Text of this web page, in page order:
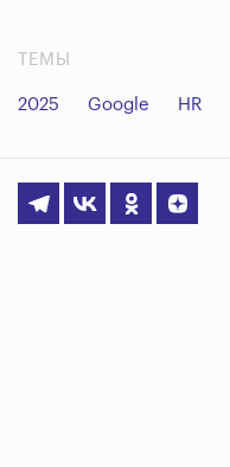
ТЕМЫ
2025 Google HR